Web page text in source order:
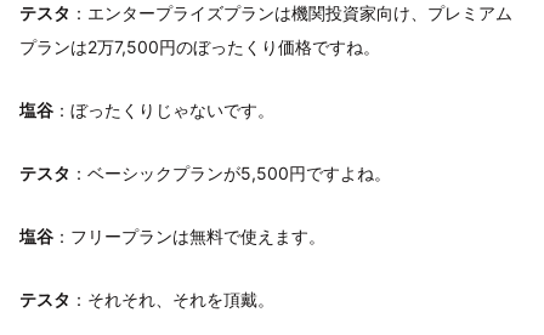
テスタ ：エンタープライズプランは機関投資家向け、プレミアム
プランは2万7,500円のぼったくり価格ですね。
塩谷 ：ぼったくりじゃないです。
テスタ ：ベーシックプランが5,500円ですよね。
塩谷 ：フリープランは無料で使えます。
テスタ ：それそれ、それを頂戴。